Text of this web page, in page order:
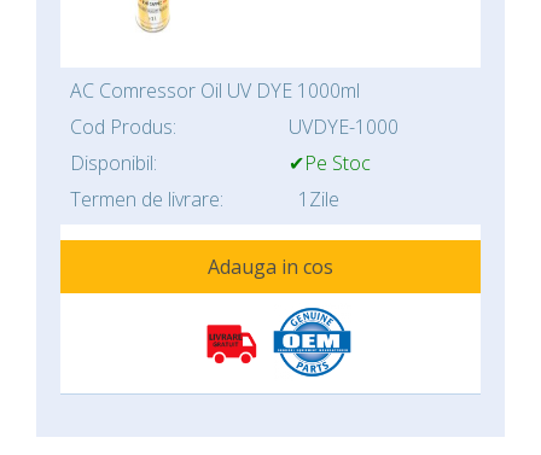
AC Comressor Oil UV DYE 1000ml
Cod Produs:
UVDYE-1000
Disponibil:
✔Pe Stoc
Termen de livrare:
1Zile
Adauga in cos